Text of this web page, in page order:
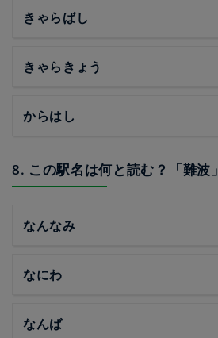
きゃらばし
きゃらきょう
からはし
8. この駅名は何と読む？「難波」
なんなみ
なにわ
なんば